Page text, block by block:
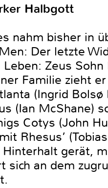
Halbgott
nahm bisher in
Der letzte
Zeus
Familie zieht
(Ingrid Bolsø
(Ian McShane)
Cotys (John
Rhesus’
gerät,
an dem